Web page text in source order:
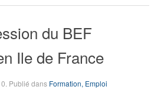
du BEF
Ile de France
. Publié dans Formation, Emploi